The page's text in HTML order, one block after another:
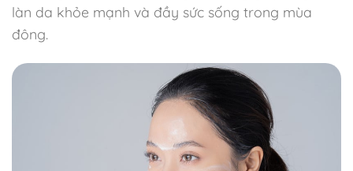
làn da khỏe mạnh và đầy sức sống trong mùa
đông.